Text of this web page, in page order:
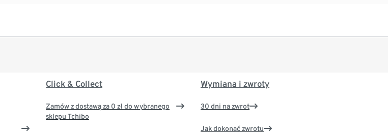
Click & Collect
Zamów z dostawą za 0 zł do wybranego
sklepu Tchibo
Wymiana i zwroty
30 dni na zwrot
Jak dokonać zwrotu